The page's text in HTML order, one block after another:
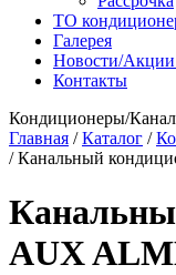
ТО
Галерея
Новости/Акции
Контакты
Кондиционеры/
Главная /Каталог /
/Канальный
AUX